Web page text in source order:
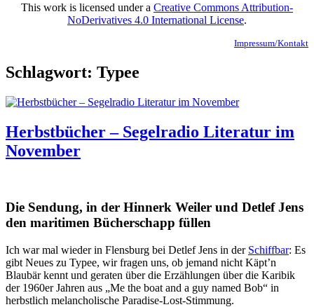
This work is licensed under a Creative Commons Attribution-
NoDerivatives 4.0 International License.
Impressum/Kontakt
Schlagwort: Typee
Herbstbücher – Segelradio Literatur im
November
Die Sendung, in der Hinnerk Weiler und Detlef Jens
den maritimen Bücherschapp füllen
Ich war mal wieder in Flensburg bei Detlef Jens in der Schiffbar: Es
gibt Neues zu Typee, wir fragen uns, ob jemand nicht Käpt’n
Blaubär kennt und geraten über die Erzählungen über die Karibik
der 1960er Jahren aus „Me the boat and a guy named Bob“ in
herbstlich melancholische Paradise-Lost-Stimmung.